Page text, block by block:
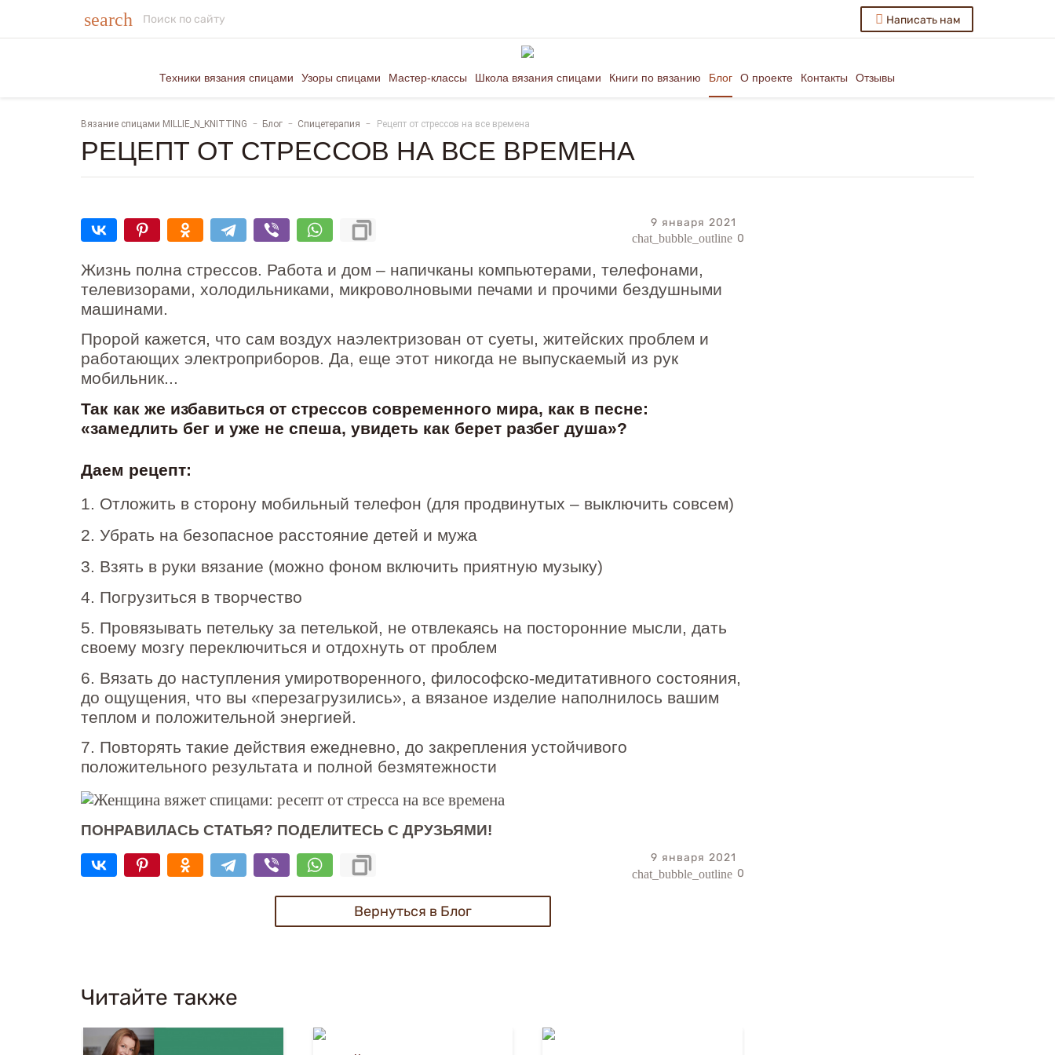
search Написать нам
Техники вязания спицами Узоры спицами Мастер-классы Школа вязания спицами Книги по вязанию Блог О проекте Контакты Отзывы
Вязание спицами MILLIE_N_KNITTING Блог Спицетерапия Рецепт от стрессов на все времена
РЕЦЕПТ ОТ СТРЕССОВ НА ВСЕ ВРЕМЕНА
9 января 2021
chat_bubble_outline 0
Жизнь полна стрессов. Работа и дом – напичканы компьютерами, телефонами,
телевизорами, холодильниками, микроволновыми печами и прочими бездушными
машинами.
Пророй кажется, что сам воздух наэлектризован от суеты, житейских проблем и
работающих электроприборов. Да, еще этот никогда не выпускаемый из рук
мобильник...
Так как же избавиться от стрессов современного мира, как в песне:
«замедлить бег и уже не спеша, увидеть как берет разбег душа»?
Даем рецепт:
1. Отложить в сторону мобильный телефон (для продвинутых – выключить совсем)
2. Убрать на безопасное расстояние детей и мужа
3. Взять в руки вязание (можно фоном включить приятную музыку)
4. Погрузиться в творчество
5. Провязывать петельку за петелькой, не отвлекаясь на посторонние мысли, дать
своему мозгу переключиться и отдохнуть от проблем
6. Вязать до наступления умиротворенного, философско-медитативного состояния,
до ощущения, что вы «перезагрузились», а вязаное изделие наполнилось вашим
теплом и положительной энергией.
7. Повторять такие действия ежедневно, до закрепления устойчивого
положительного результата и полной безмятежности
ПОНРАВИЛАСЬ СТАТЬЯ? ПОДЕЛИТЕСЬ С ДРУЗЬЯМИ!
9 января 2021
chat_bubble_outline 0
Вернуться в Блог
Читайте также